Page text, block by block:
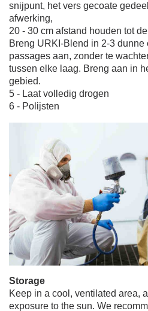
snijpunt, het vers gecoate
afwerking,
20 - 30 cm afstand houden tot
Breng URKI-Blend in 2-3
passages aan, zonder te
tussen elke laag. Breng aan in
gebied.
5 - Laat volledig drogen
6 - Polijsten
Storage
Keep in a cool, ventilated area,
exposure to the sun. We